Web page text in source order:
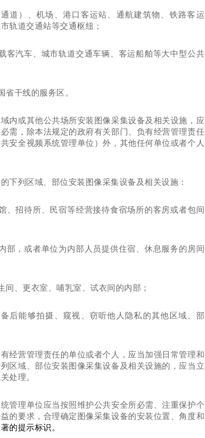
道）、机场、港口客运站、通航建筑物、铁路客运
轨道交通站等交通枢纽；
客汽车、城市轨道交通车辆、客运船舶等大中型公共
省干线的服务区。
内或其他公共场所安装图像采集设备及相关设施，应
需，除本法规定的政府有关部门、负有经营管理责任
安全视频系统管理单位）外，其他任何单位或者个人
下列区域、部位安装图像采集设备及相关设施：
、招待所、民宿等经营接待食宿场所的客房或者包间
部，或者单位为内部人员提供住宿、休息服务的房间
间、更衣室、哺乳室、试衣间的内部；
后能够拍摄、窥视、窃听他人隐私的其他区域、部
经营管理责任的单位或者个人，应当加强日常管理和
区域、部位安装图像采集设备及相关设施的，应当立
处理。
管理单位应当按照维护公共安全所必需、注重保护个
的要求，合理确定图像采集设备的安装位置、角度和
的提示标识。